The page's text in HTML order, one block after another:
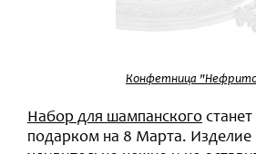
Конфетница
Набор для шампанского
подарком на 8 Марта. Изделие